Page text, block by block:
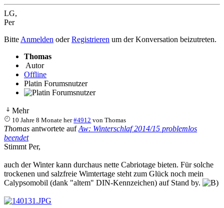
LG,
Per
Bitte Anmelden oderRegistrieren um der Konversation beizutreten.
Thomas
Autor
Offline
Platin Forumsnutzer
Mehr
10 Jahre 8 Monate her #4912 vonThomas
Thomas antwortete aufAw: Winterschlaf 2014/15 problemlos
beendet
Stimmt Per,
auch der Winter kann durchaus nette Cabriotage bieten. Für solche
trockenen und salzfreie Wimtertage steht zum Glück noch mein
Calypsomobil (dank "altem" DIN-Kennzeichen) auf Stand by.